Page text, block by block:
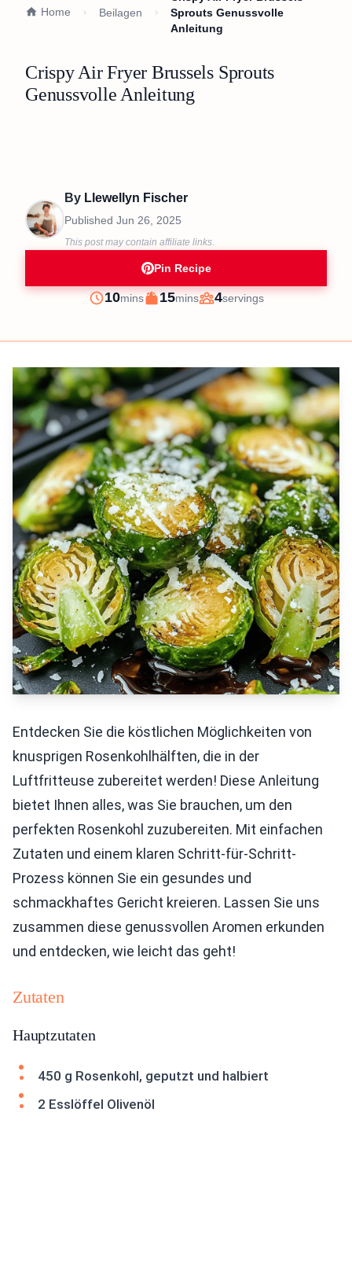
Home Beilagen
Sprouts Genussvolle
Anleitung
Crispy Air Fryer Brussels Sprouts
Genussvolle Anleitung
By Llewellyn Fischer
Published Jun 26, 2025
This post may contain affiliate links.
Pin Recipe
Prep
10minutes
mins
Cook
15minutes
mins
Servings
4servings
Entdecken Sie die köstlichen Möglichkeiten von
knusprigen Rosenkohlhälften, die in der
Luftfritteuse zubereitet werden! Diese Anleitung
bietet Ihnen alles, was Sie brauchen, um den
perfekten Rosenkohl zuzubereiten. Mit einfachen
Zutaten und einem klaren Schritt-für-Schritt-
Prozess können Sie ein gesundes und
schmackhaftes Gericht kreieren. Lassen Sie uns
zusammen diese genussvollen Aromen erkunden
und entdecken, wie leicht das geht!
Zutaten
Hauptzutaten
450 g Rosenkohl, geputzt und halbiert
2 Esslöffel Olivenöl